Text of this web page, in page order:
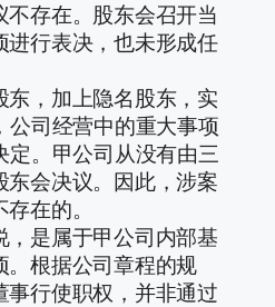
不存在。股东会召开当
进行表决，也未形成任
东，加上隐名股东，实
公司经营中的重大事项
定。甲公司从没有由三
东会决议。因此，涉案
在的。
，是属于甲公司内部基
。根据公司章程的规
事行使职权，并非通过